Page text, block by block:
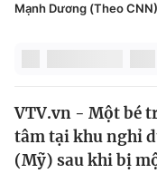
Pháp luật
Y tế
Thế giới
Tin tức
Kinh tế
Công nghệ
Mạnh Dương (Theo CNN)
VTV.vn - Một bé
tâm tại khu nghỉ
(Mỹ) sau khi bị